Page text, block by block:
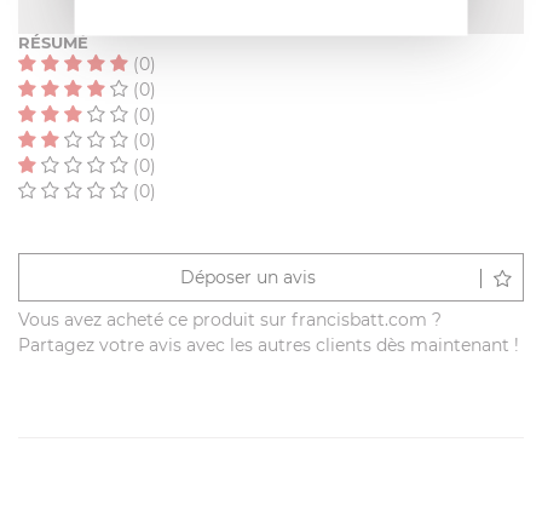
RÉSUMÉ
(0)
(0)
(0)
(0)
(0)
(0)
Déposer un avis
Vous avez acheté ce produit sur francisbatt.com ?
Partagez votre avis avec les autres clients dès maintenant !